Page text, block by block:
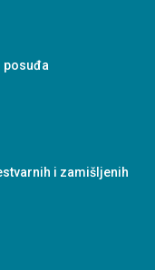
posuđa
i zamišljenih